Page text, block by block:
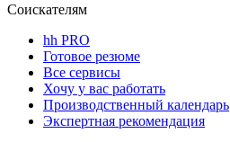
Соискателям
hh PRO
Готовое резюме
Все сервисы
Хочу у вас работать
Производственный календарь
Экспертная рекомендация